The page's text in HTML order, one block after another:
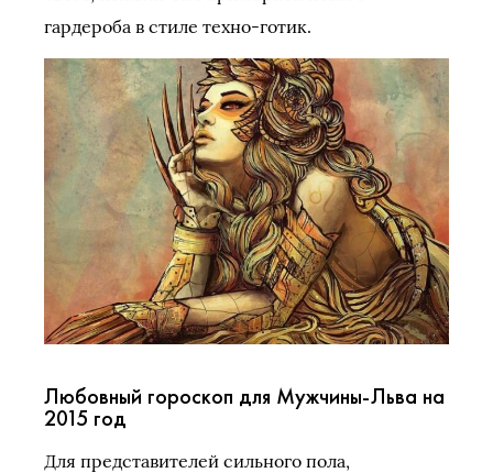
гардероба в стиле техно-готик.
Любовный гороскоп для Мужчины-Льва на
2015 год
Для представителей сильного пола,